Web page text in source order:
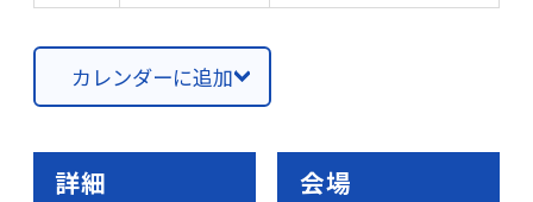
カレンダーに追加
詳細 会場